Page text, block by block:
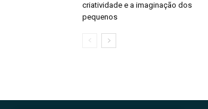
criatividade e a imaginação dos
pequenos